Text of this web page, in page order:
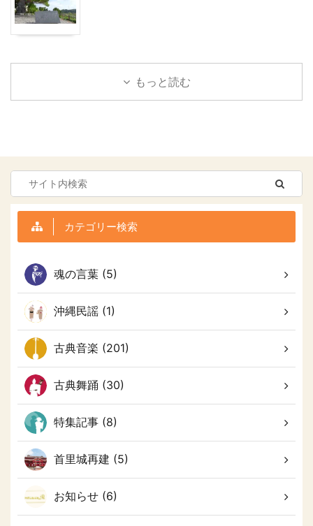
もっと読む
カテゴリー検索
魂の言葉 (5)
沖縄民謡 (1)
古典音楽 (201)
古典舞踊 (30)
特集記事 (8)
首里城再建 (5)
お知らせ (6)